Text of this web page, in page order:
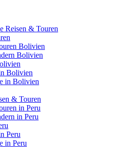
& Touren
Bolivien
Bolivien
Bolivien
in Bolivien
& Touren
in Peru
in Peru
Peru
in Peru